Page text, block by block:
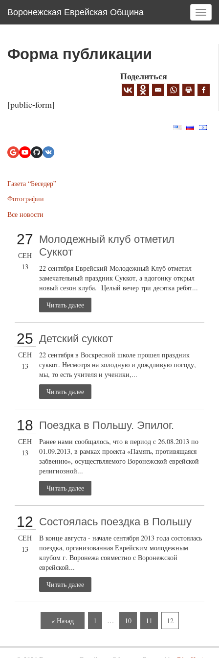
Воронежская Еврейская Община
T
o
a
a
Форма публикации
Поделиться
[public-form]
Газета “Беседер”
Фотографии
Все новости
27
СЕН
13
Молодежный клуб отметил
Суккот
22 сентября Еврейский Молодежный Клуб отметил
замечательный праздник Суккот, а вдогонку открыл
новый сезон клуба. Целый вечер три десятка ребят...
Читать далее
25
СЕН
13
Детский суккот
22 сентября в Воскресной школе прошел праздник
суккот. Несмотря на холодную и дождливую погоду,
мы, то есть учителя и ученики,...
Читать далее
18
СЕН
13
Поездка в Польшу. Эпилог.
Ранее нами сообщалось, что в период с 26.08.2013 по
01.09.2013, в рамках проекта «Память, противящаяся
забвению», осуществляемого Воронежской еврейской
религиозной...
Читать далее
12
СЕН
13
Состоялась поездка в Польшу
В конце августа - начале сентября 2013 года состоялась
поездка, организованная Еврейским молодежным
клубом г. Воронежа совместно с Воронежской
еврейской...
Читать далее
« Назад 1 … 10 11 12